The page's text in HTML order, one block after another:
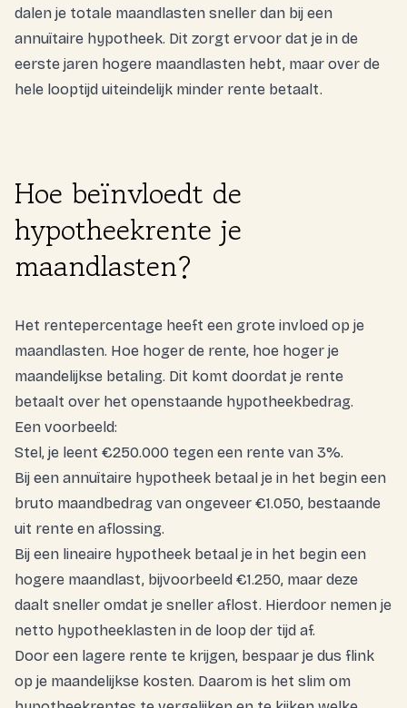
dalen je totale maandlasten sneller dan bij een
annuïtaire hypotheek. Dit zorgt ervoor dat je in de
eerste jaren hogere maandlasten hebt, maar over de
hele looptijd uiteindelijk minder rente betaalt.
Hoe beïnvloedt de
hypotheekrente je
maandlasten?
Het rentepercentage heeft een grote invloed op je
maandlasten. Hoe hoger de rente, hoe hoger je
maandelijkse betaling. Dit komt doordat je rente
betaalt over het openstaande hypotheekbedrag.
Een voorbeeld:
Stel, je leent €250.000 tegen een rente van 3%.
Bij een annuïtaire hypotheek betaal je in het begin een
bruto maandbedrag van ongeveer €1.050, bestaande
uit rente en aflossing.
Bij een lineaire hypotheek betaal je in het begin een
hogere maandlast, bijvoorbeeld €1.250, maar deze
daalt sneller omdat je sneller aflost. Hierdoor nemen je
netto hypotheeklasten in de loop der tijd af.
Door een lagere rente te krijgen, bespaar je dus flink
op je maandelijkse kosten. Daarom is het slim om